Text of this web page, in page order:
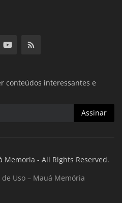
conteúdos interessantes e
Assinar
Memoria - All Rights Reserved.
Uso – Mauá Memória